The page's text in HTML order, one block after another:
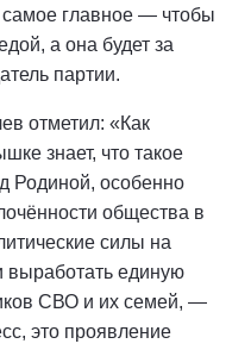
главное — чтобы
а она будет за
партии.
отметил: «Как
знает, что такое
Родиной, особенно
общества в
силы на
выработать единую
СВО и их семей, —
это проявление